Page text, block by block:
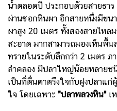
น้ำตลอดปี ประกอบด้วยสายธา
ผ่านซอกหินผา อีกสายหนึ่งมีขน
ผาสูง 20 เมตร ทั้งสองสายไหล
สะอาด มากสามารถมองเห็นพื้
ทรายในระดับลึกกว่า 2 เมตร
ลำคลอง มีปลาใหญ่น้อยหลายช
เป็นที่ตื่นตาตรึงใจกับฝูงปลาแ
ใจ โดยเฉพาะ "ปลาพลวงหิน" เ